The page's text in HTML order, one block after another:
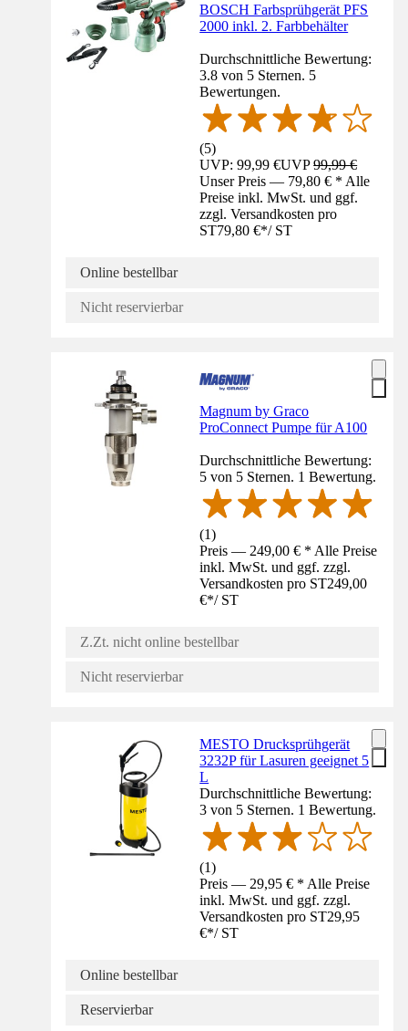
BOSCH Farbsprühgerät PFS
2000 inkl. 2. Farbbehälter
Durchschnittliche Bewertung:
3.8 von 5 Sternen. 5
Bewertungen.
(5)
UVP: 99,99 €UVP99,99 €
Unser Preis — 79,80 € * Alle
Preise inkl. MwSt. und ggf.
zzgl. Versandkosten pro
ST79,80 €*/ ST
Online bestellbar
Nicht reservierbar
Magnum by Graco
ProConnect Pumpe für A100
Durchschnittliche Bewertung:
5 von 5 Sternen. 1 Bewertung.
(1)
Preis — 249,00 € * Alle Preise
inkl. MwSt. und ggf. zzgl.
Versandkosten pro ST249,00
€*/ ST
Z.Zt. nicht online bestellbar
Nicht reservierbar
MESTO Drucksprühgerät
3232P für Lasuren geeignet 5
L
Durchschnittliche Bewertung:
3 von 5 Sternen. 1 Bewertung.
(1)
Preis — 29,95 € * Alle Preise
inkl. MwSt. und ggf. zzgl.
Versandkosten pro ST29,95
€*/ ST
Online bestellbar
Reservierbar